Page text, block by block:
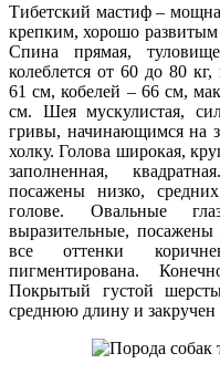
Тибетский мастиф –
крепким, хорошо развитым
Спина прямая,
колеблется от 60 до 80
61 см, кобелей – 66 см,
см. Шея мускулистая,
гривы, начинающимся на
холку. Голова широкая,
заполненная,
посажены низко,
голове. Овальные
выразительные,
все оттенки
пигментирована.
Покрытый густой
среднюю длину и закручен